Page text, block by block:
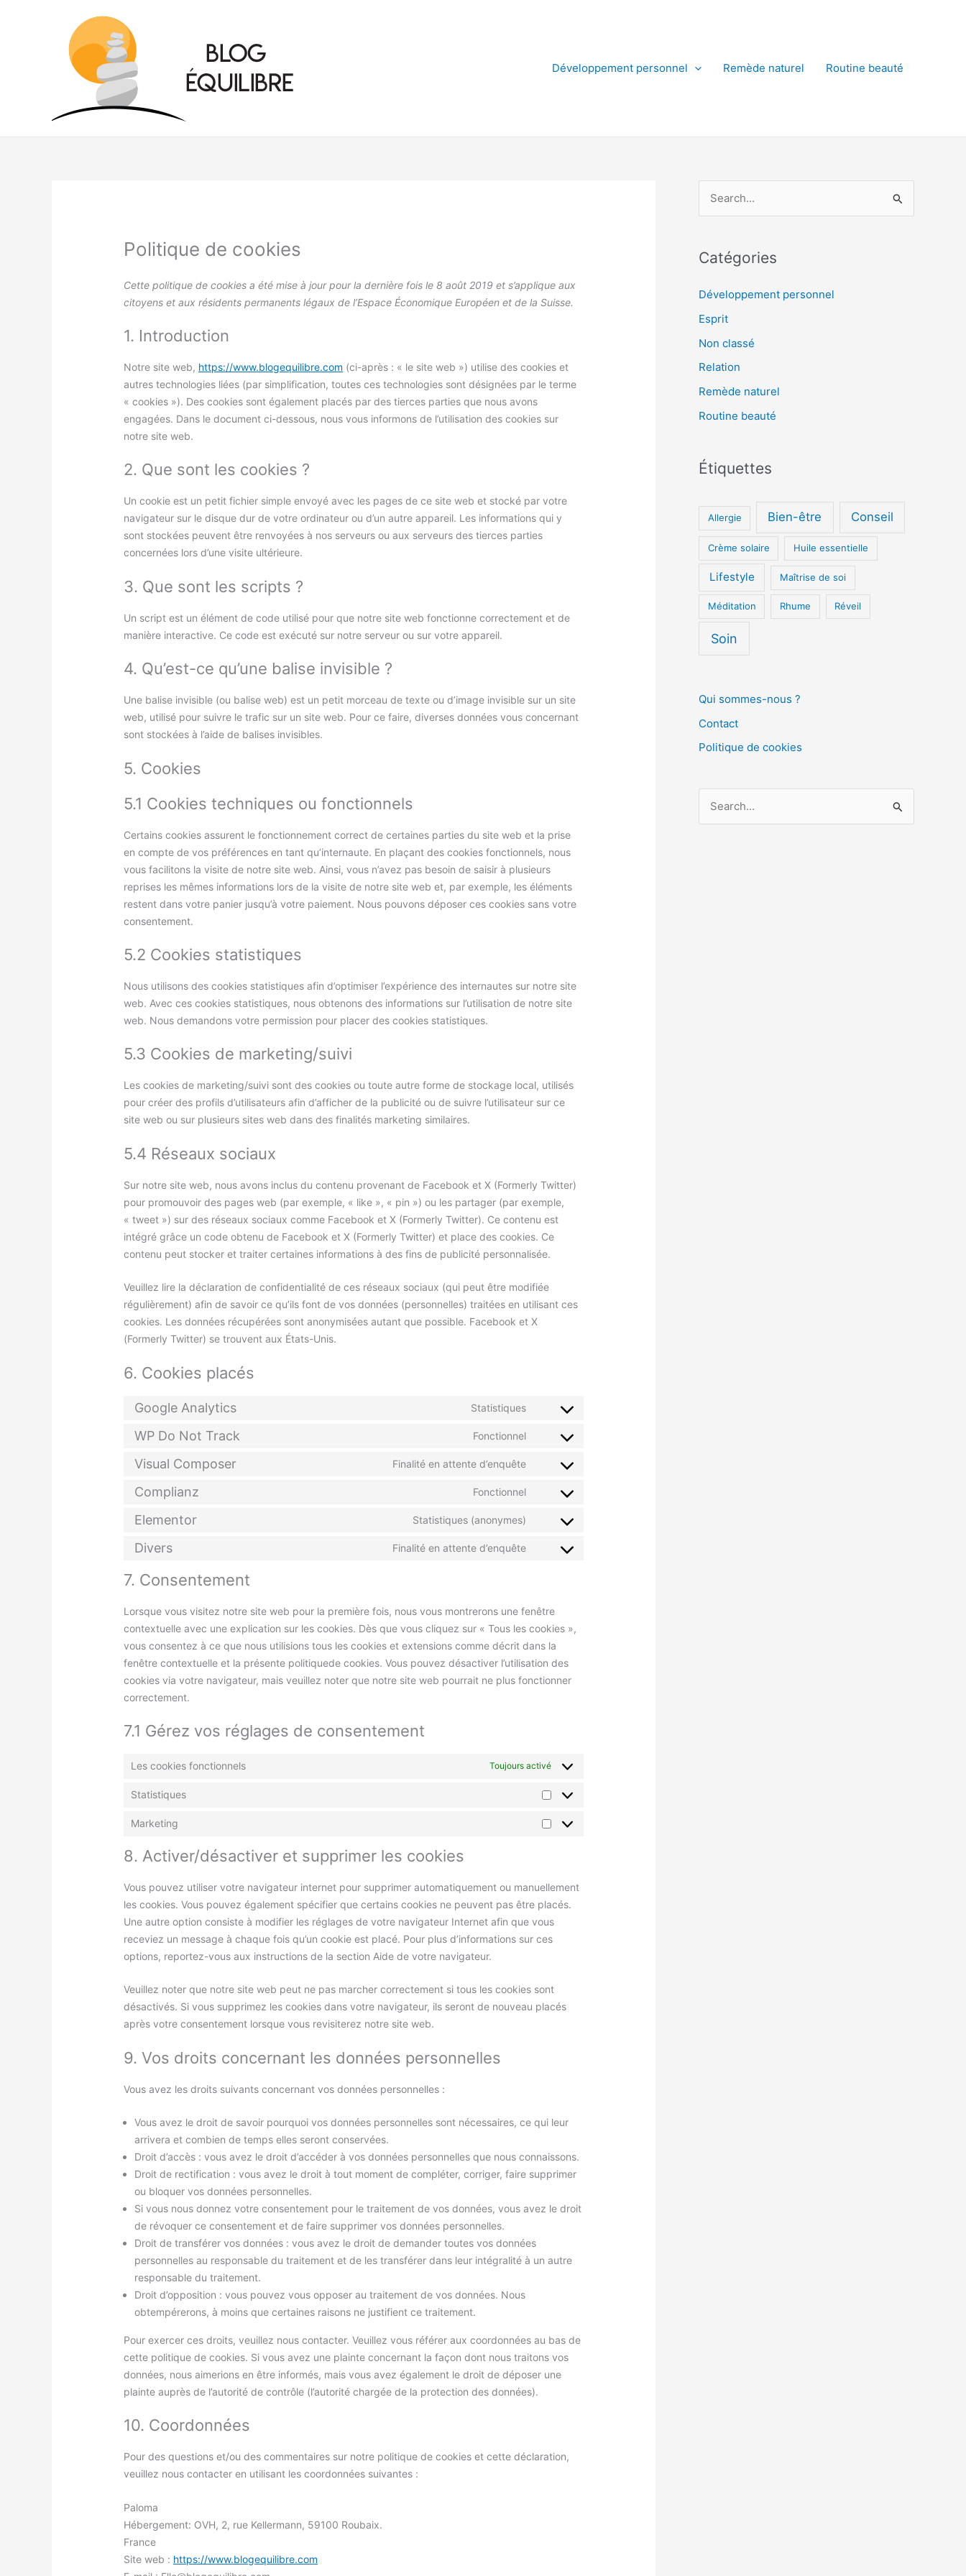
Développement personnel
Remède naturel Routine beauté
Politique de cookies
Cette politique de cookies a été mise à jour pour la dernière fois le 8 août 2019 et s’applique aux
citoyens et aux résidents permanents légaux de l’Espace Économique Européen et de la Suisse.
1. Introduction
Notre site web, https://www.blogequilibre.com (ci-après : « le site web ») utilise des cookies et
autres technologies liées (par simplification, toutes ces technologies sont désignées par le terme
« cookies »). Des cookies sont également placés par des tierces parties que nous avons
engagées. Dans le document ci-dessous, nous vous informons de l’utilisation des cookies sur
notre site web.
2. Que sont les cookies ?
Un cookie est un petit fichier simple envoyé avec les pages de ce site web et stocké par votre
navigateur sur le disque dur de votre ordinateur ou d’un autre appareil. Les informations qui y
sont stockées peuvent être renvoyées à nos serveurs ou aux serveurs des tierces parties
concernées lors d’une visite ultérieure.
3. Que sont les scripts ?
Un script est un élément de code utilisé pour que notre site web fonctionne correctement et de
manière interactive. Ce code est exécuté sur notre serveur ou sur votre appareil.
4. Qu’est-ce qu’une balise invisible ?
Une balise invisible (ou balise web) est un petit morceau de texte ou d’image invisible sur un site
web, utilisé pour suivre le trafic sur un site web. Pour ce faire, diverses données vous concernant
sont stockées à l’aide de balises invisibles.
5. Cookies
5.1 Cookies techniques ou fonctionnels
Certains cookies assurent le fonctionnement correct de certaines parties du site web et la prise
en compte de vos préférences en tant qu’internaute. En plaçant des cookies fonctionnels, nous
vous facilitons la visite de notre site web. Ainsi, vous n’avez pas besoin de saisir à plusieurs
reprises les mêmes informations lors de la visite de notre site web et, par exemple, les éléments
restent dans votre panier jusqu’à votre paiement. Nous pouvons déposer ces cookies sans votre
consentement.
5.2 Cookies statistiques
Nous utilisons des cookies statistiques afin d’optimiser l’expérience des internautes sur notre site
web. Avec ces cookies statistiques, nous obtenons des informations sur l’utilisation de notre site
web. Nous demandons votre permission pour placer des cookies statistiques.
5.3 Cookies de marketing/suivi
Les cookies de marketing/suivi sont des cookies ou toute autre forme de stockage local, utilisés
pour créer des profils d’utilisateurs afin d’afficher de la publicité ou de suivre l’utilisateur sur ce
site web ou sur plusieurs sites web dans des finalités marketing similaires.
5.4 Réseaux sociaux
Sur notre site web, nous avons inclus du contenu provenant de Facebook et X (Formerly Twitter)
pour promouvoir des pages web (par exemple, « like », « pin ») ou les partager (par exemple,
« tweet ») sur des réseaux sociaux comme Facebook et X (Formerly Twitter). Ce contenu est
intégré grâce un code obtenu de Facebook et X (Formerly Twitter) et place des cookies. Ce
contenu peut stocker et traiter certaines informations à des fins de publicité personnalisée.
Veuillez lire la déclaration de confidentialité de ces réseaux sociaux (qui peut être modifiée
régulièrement) afin de savoir ce qu’ils font de vos données (personnelles) traitées en utilisant ces
cookies. Les données récupérées sont anonymisées autant que possible. Facebook et X
(Formerly Twitter) se trouvent aux États-Unis.
6. Cookies placés
Google Analytics Statistiques
analytics
WP Do Not Track Fonctionnel
Visual Composer Finalité en attente d’enquête
composer
Complianz Fonctionnel
Elementor Statistiques (anonymes)
Divers Finalité en attente d’enquête
7. Consentement
Lorsque vous visitez notre site web pour la première fois, nous vous montrerons une fenêtre
contextuelle avec une explication sur les cookies. Dès que vous cliquez sur « Tous les cookies »,
vous consentez à ce que nous utilisions tous les cookies et extensions comme décrit dans la
fenêtre contextuelle et la présente politiquede cookies. Vous pouvez désactiver l’utilisation des
cookies via votre navigateur, mais veuillez noter que notre site web pourrait ne plus fonctionner
correctement.
7.1 Gérez vos réglages de consentement
Les cookies fonctionnels Toujours activé
Statistiques
Marketing
8. Activer/désactiver et supprimer les cookies
Vous pouvez utiliser votre navigateur internet pour supprimer automatiquement ou manuellement
les cookies. Vous pouvez également spécifier que certains cookies ne peuvent pas être placés.
Une autre option consiste à modifier les réglages de votre navigateur Internet afin que vous
receviez un message à chaque fois qu’un cookie est placé. Pour plus d’informations sur ces
options, reportez-vous aux instructions de la section Aide de votre navigateur.
Veuillez noter que notre site web peut ne pas marcher correctement si tous les cookies sont
désactivés. Si vous supprimez les cookies dans votre navigateur, ils seront de nouveau placés
après votre consentement lorsque vous revisiterez notre site web.
9. Vos droits concernant les données personnelles
Vous avez les droits suivants concernant vos données personnelles :
Vous avez le droit de savoir pourquoi vos données personnelles sont nécessaires, ce qui leur
arrivera et combien de temps elles seront conservées.
Droit d’accès : vous avez le droit d’accéder à vos données personnelles que nous connaissons.
Droit de rectification : vous avez le droit à tout moment de compléter, corriger, faire supprimer
ou bloquer vos données personnelles.
Si vous nous donnez votre consentement pour le traitement de vos données, vous avez le droit
de révoquer ce consentement et de faire supprimer vos données personnelles.
Droit de transférer vos données : vous avez le droit de demander toutes vos données
personnelles au responsable du traitement et de les transférer dans leur intégralité à un autre
responsable du traitement.
Droit d’opposition : vous pouvez vous opposer au traitement de vos données. Nous
obtempérerons, à moins que certaines raisons ne justifient ce traitement.
Pour exercer ces droits, veuillez nous contacter. Veuillez vous référer aux coordonnées au bas de
cette politique de cookies. Si vous avez une plainte concernant la façon dont nous traitons vos
données, nous aimerions en être informés, mais vous avez également le droit de déposer une
plainte auprès de l’autorité de contrôle (l’autorité chargée de la protection des données).
10. Coordonnées
Pour des questions et/ou des commentaires sur notre politique de cookies et cette déclaration,
veuillez nous contacter en utilisant les coordonnées suivantes :
Paloma
Hébergement: OVH, 2, rue Kellermann, 59100 Roubaix.
France
Site web : https://www.blogequilibre.com
h
e
h
e
r
Catégories
Développement personnel
Esprit
Non classé
Relation
Remède naturel
Routine beauté
Étiquettes
Allergie Bien-être Conseil
Crème solaire Huile essentielle
Lifestyle Maîtrise de soi
Méditation Rhume Réveil
Soin
Qui sommes-nous ?
Contact
Politique de cookies